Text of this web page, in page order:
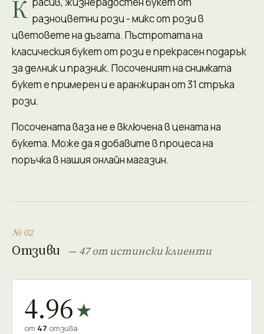
К разноцветни рози - микс от рози в
цветовете на дъгата. Пъстротата на
класическия букет от рози е прекрасен подарък
за делник и празник. Посоченият на снимката
букет е примерен и е аранжиран от 31 стръка
рози.
Посочената ваза не е включена в цената на
букета. Може да я добавите в процеса на
поръчка в нашия онлайн магазин.
№ 02
Отзиви — 47 от истински клиенти
4.96★
от 47 отзива